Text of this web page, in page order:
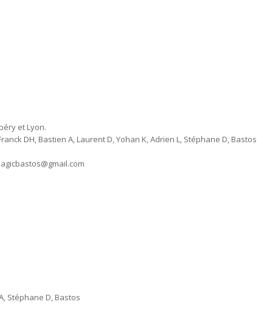
et Lyon.
DH, Bastien A, Laurent D, Yohan K, Adrien L, Stéphane D, Bastos
Stéphane D, Bastos